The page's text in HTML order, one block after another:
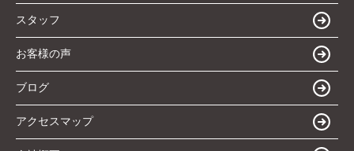
スタッフ
お客様の声
ブログ
アクセスマップ